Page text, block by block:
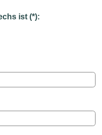
ist (*):